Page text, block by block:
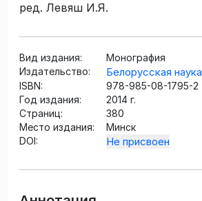
ред. Левяш И.Я.
Вид издания:
Монография
Издательство:
Белорусская наука
ISBN:
978-985-08-1795-2
Год издания:
2014 г.
Страниц:
380
Место издания:
Минск
DOI:
Не присвоен